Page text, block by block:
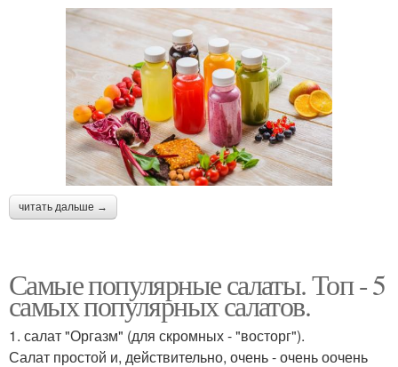
читать дальше →
Самые популярные салаты. Топ - 5
самых популярных салатов.
1. салат "Оргазм" (для скромных - "восторг").
Салат простой и, действительно, очень - очень оочень